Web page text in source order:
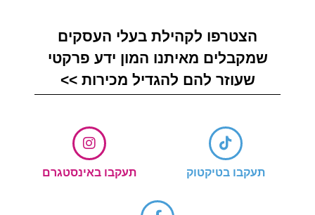
הצטרפו לקהילת בעלי העסקים
שמקבלים מאיתנו המון ידע פרקטי
שעוזר להם להגדיל מכירות >>
תעקבו בטיקטוק תעקבו באינסטגרם